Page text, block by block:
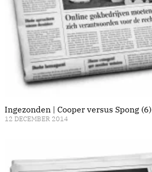
Ingezonden | Cooper versus Spong (6)
12 DECEMBER 2014